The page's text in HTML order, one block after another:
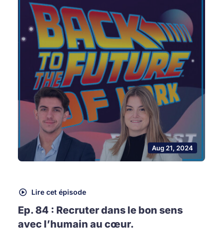
Aug 21, 2024
Lire cet épisode
Ep. 84 : Recruter dans le bon sens
avec l’humain au cœur.